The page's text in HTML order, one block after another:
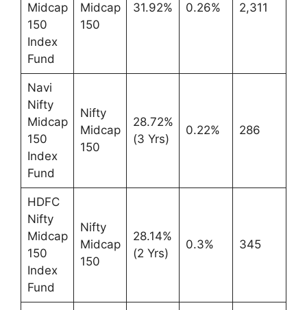
Midcap
150
Index
Fund
Midcap
150
31.92% 0.26% 2,311
Navi
Nifty
Midcap
150
Index
Fund
Nifty
Midcap
150
28.72%
(3 Yrs)
0.22% 286
HDFC
Nifty
Midcap
150
Index
Fund
Nifty
Midcap
150
28.14%
(2 Yrs)
0.3% 345